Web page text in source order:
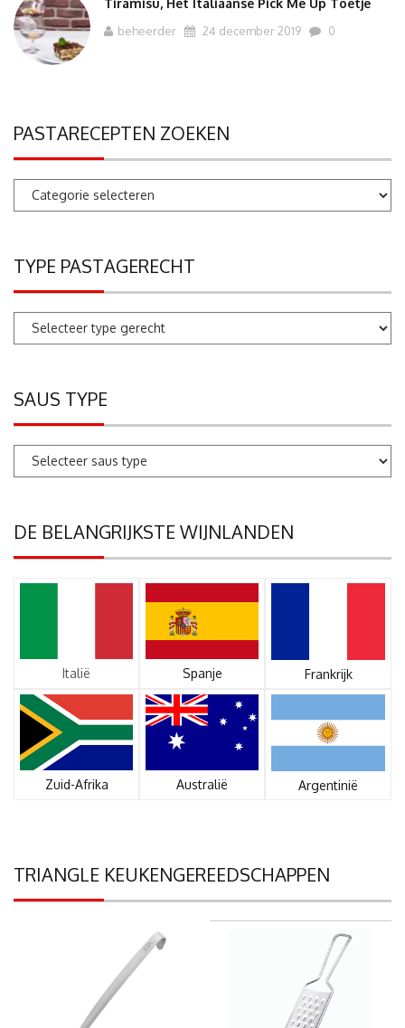
Tiramisu, Het Italiaanse Pick Me Up Toetje
beheerder 24 december 2019 0
PASTARECEPTEN ZOEKEN
Pastarecepten
TYPE PASTAGERECHT
SAUS TYPE
DE BELANGRIJKSTE WIJNLANDEN
Italië Spanje Frankrijk
Zuid-Afrika Australië Argentinië
TRIANGLE KEUKENGEREEDSCHAPPEN